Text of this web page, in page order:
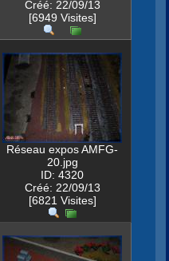
Créé: 22/09/13
[6949 Visites]
Réseau expos AMFG-
20.jpg
ID: 4320
Créé: 22/09/13
[6821 Visites]